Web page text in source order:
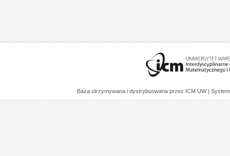
Baza utrzymywana i dystrybuowana przez ICM UW |